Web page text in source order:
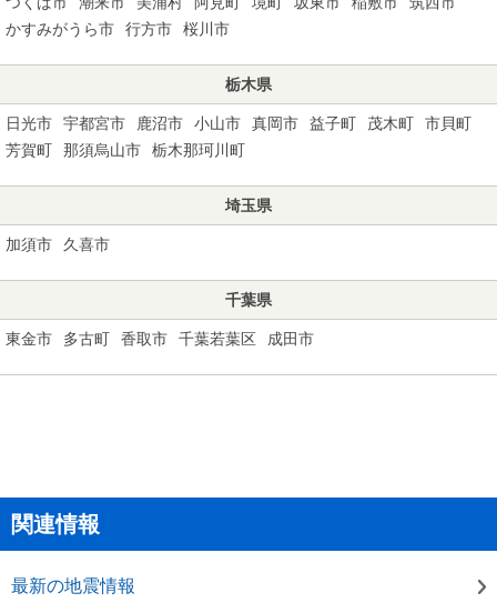
かすみがうら市
行方市 桜川市
栃木県
日光市 宇都宮市 鹿沼市 小山市 真岡市 益子町 茂木町
市貝町
芳賀町
那須烏山市 栃木那珂川町
埼玉県
加須市 久喜市
千葉県
東金市 多古町 香取市 千葉若葉区 成田市
関連情報
最新の地震情報